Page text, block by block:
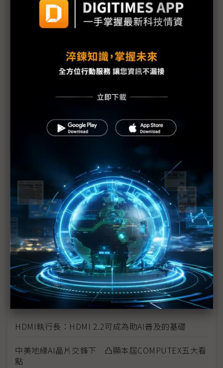
《不具名消息》EP17：川普專挑軟「蘋果」吃？電腦
Tech666：【產業觀察小教室】COMPUTEX 2025觀
察，x86光環褪去後，Arm陣營將崛起？
比地上運輸貴30倍 無人機送貨成本仍是挑戰
英特爾陳立武的三支箭｜《科技中心點》EP55
評析：一場台系IC設計力挺的COMPUTEX
建碁COMPUTEX展Edge IPC新品 打造高效AI科技
執法方案
黃仁勳直言AI晶片管制錯誤 業界示警：對美弊大於
利
台廠參戰人形機器人 供應鏈看好鴻海、和碩拔頭籌
《科技聽IC》COMPUTEX 2025今年的新商機？
Synaptics副總裁：多元產品、自主IP助攻自家MCU
卡位邊緣AI
HDMI執行長：HDMI 2.2可成為助AI普及的基礎
中美地緣AI晶片交鋒下 凸顯本屆COMPUTEX五大看
點